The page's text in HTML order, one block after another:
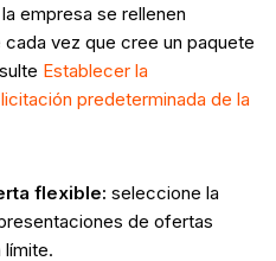
empresa se rellenen
vez que cree un paquete
Establecer la
predeterminada de la
flexible: seleccione la
de ofertas